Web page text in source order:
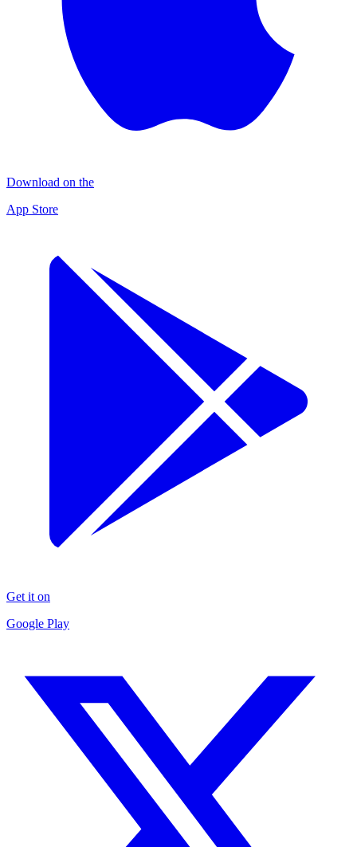
Download on the
App Store
Get it on
Google Play